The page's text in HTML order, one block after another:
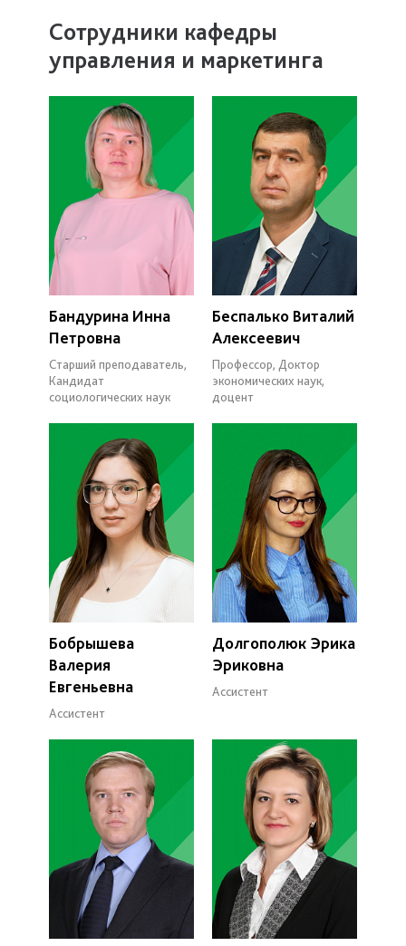
Сотрудники кафедры
управления и маркетинга
Бандурина Инна
Петровна
Старший преподаватель,
Кандидат
социологических наук
Беспалько Виталий
Алексеевич
Профессор, Доктор
экономических наук,
доцент
Бобрышева
Валерия
Евгеньевна
Ассистент
Долгополюк Эрика
Эриковна
Ассистент